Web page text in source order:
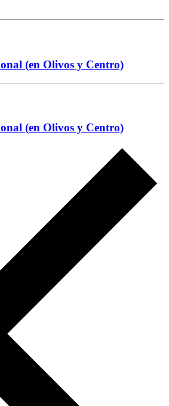
(en Olivos y Centro)
(en Olivos y Centro)